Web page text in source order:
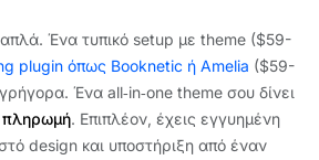
απλά. Ένα τυπικό setup με theme ($59-
plugin όπως Booknetic ή Amelia ($59-
Ένα all‑in‑one theme σου δίνει
. Επιπλέον, έχεις εγγυημένη
design και υποστήριξη από έναν